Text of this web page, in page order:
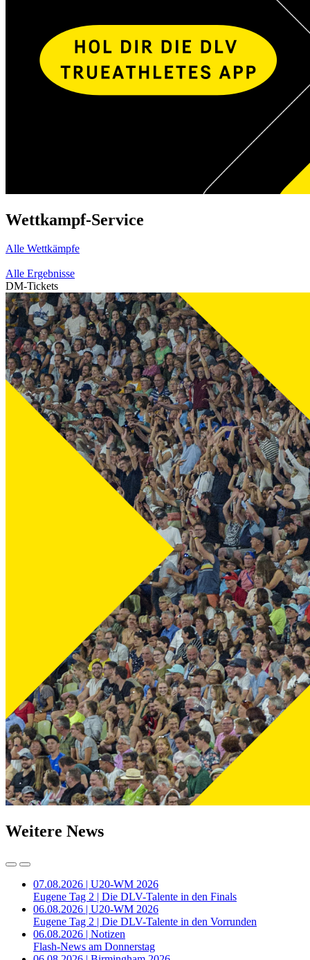
Wettkampf-Service
Alle Wettkämpfe
Alle Ergebnisse
DM-Tickets
Weitere News
07.08.2026 | U20-WM 2026
Eugene Tag 2 | Die DLV-Talente in den Finals
06.08.2026 | U20-WM 2026
Eugene Tag 2 | Die DLV-Talente in den Vorrunden
06.08.2026 | Notizen
Flash-News am Donnerstag